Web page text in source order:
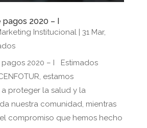
2020 – I
Institucional| 31 Mar,
2020 – I Estimados
estamos
proteger la salud y la
nuestra comunidad, mientras
compromiso que hemos hecho